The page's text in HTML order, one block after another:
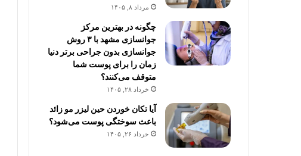
مرداد ۸, ۱۴۰۵
چگونه در بهترین مرکز
جوانسازی مشهد با ۳ روش
جوانسازی بدون جراحی برتر دنیا
زمان را برای پوست شما
متوقف می‌کنند؟
خرداد ۲۸, ۱۴۰۵
آیا تکان خوردن حین لیزر مو زائد
باعث سوختگی پوست می‌شود؟
خرداد ۲۶, ۱۴۰۵